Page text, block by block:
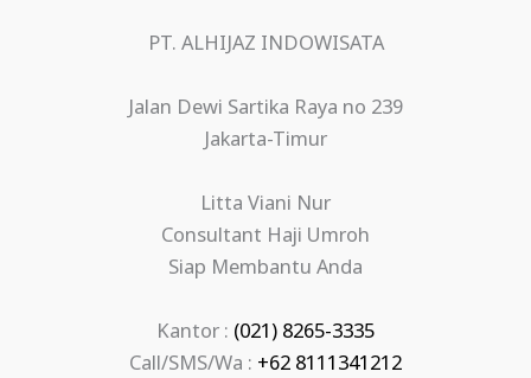
PT. ALHIJAZ INDOWISATA
Jalan Dewi Sartika Raya no 239
Jakarta-Timur
Litta Viani Nur
Consultant Haji Umroh
Siap Membantu Anda
Kantor : (021) 8265-3335
Call/SMS/Wa : +62 8111341212